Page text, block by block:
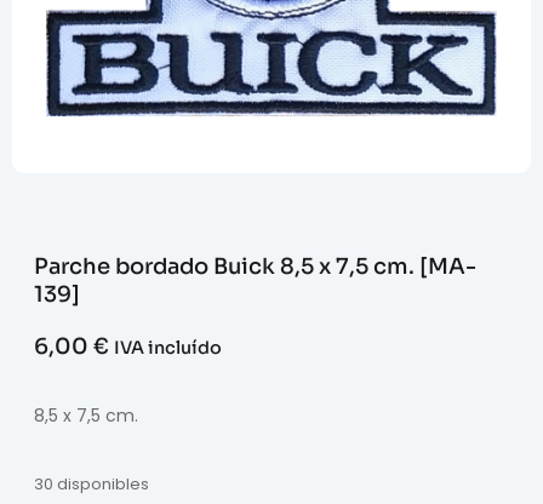
Parche bordado Buick 8,5 x 7,5 cm. [MA-
139]
6,00 € IVA incluído
8,5 x 7,5 cm.
30 disponibles